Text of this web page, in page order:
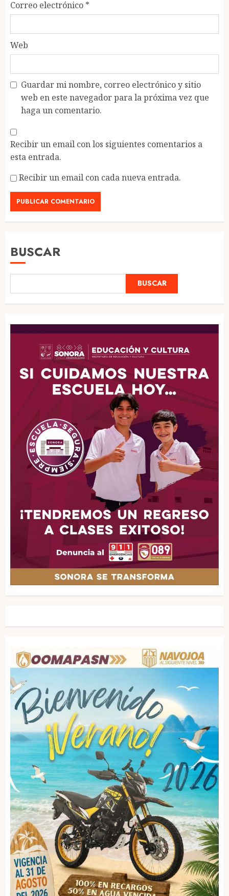
Correo electrónico *
Web
Guardar mi nombre, correo electrónico y sitio
web en este navegador para la próxima vez que
haga un comentario.
Recibir un email con los siguientes comentarios a
esta entrada.
Recibir un email con cada nueva entrada.
BUSCAR
BUSCAR